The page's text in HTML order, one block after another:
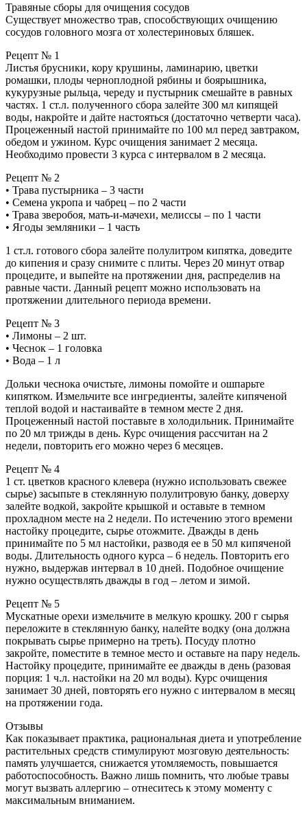
Травяные сборы для очищения сосудов
Существует множество трав, способствующих очищению
сосудов головного мозга от холестериновых бляшек.
Рецепт № 1
Листья брусники, кору крушины, ламинарию, цветки
ромашки, плоды черноплодной рябины и боярышника,
кукурузные рыльца, череду и пустырник смешайте в равных
частях. 1 ст.л. полученного сбора залейте 300 мл кипящей
воды, накройте и дайте настояться (достаточно четверти часа).
Процеженный настой принимайте по 100 мл перед завтраком,
обедом и ужином. Курс очищения занимает 2 месяца.
Необходимо провести 3 курса с интервалом в 2 месяца.
Рецепт № 2
• Трава пустырника – 3 части
• Семена укропа и чабрец – по 2 части
• Трава зверобоя, мать-и-мачехи, мелиссы – по 1 части
• Ягоды земляники – 1 часть
1 ст.л. готового сбора залейте полулитром кипятка, доведите
до кипения и сразу снимите с плиты. Через 20 минут отвар
процедите, и выпейте на протяжении дня, распределив на
равные части. Данный рецепт можно использовать на
протяжении длительного периода времени.
Рецепт № 3
• Лимоны – 2 шт.
• Чеснок – 1 головка
• Вода – 1 л
Дольки чеснока очистьте, лимоны помойте и ошпарьте
кипятком. Измельчите все ингредиенты, залейте кипяченой
теплой водой и настаивайте в темном месте 2 дня.
Процеженный настой поставьте в холодильник. Принимайте
по 20 мл трижды в день. Курс очищения рассчитан на 2
недели, повторить его можно через 6 месяцев.
Рецепт № 4
1 ст. цветков красного клевера (нужно использовать свежее
сырье) засыпьте в стеклянную полулитровую банку, доверху
залейте водкой, закройте крышкой и оставьте в темном
прохладном месте на 2 недели. По истечению этого времени
настойку процедите, сырье отожмите. Дважды в день
принимайте по 5 мл настойки, разводя ее в 50 мл кипяченой
воды. Длительность одного курса – 6 недель. Повторить его
нужно, выдержав интервал в 10 дней. Подобное очищение
нужно осуществлять дважды в год – летом и зимой.
Рецепт № 5
Мускатные орехи измельчите в мелкую крошку. 200 г сырья
переложите в стеклянную банку, налейте водку (она должна
покрывать сырье примерно на треть). Посуду плотно
закройте, поместите в темное место и оставьте на пару недель.
Настойку процедите, принимайте ее дважды в день (разовая
порция: 1 ч.л. настойки на 20 мл воды). Курс очищения
занимает 30 дней, повторять его нужно с интервалом в месяц
на протяжении года.
Отзывы
Как показывает практика, рациональная диета и употребление
растительных средств стимулируют мозговую деятельность:
память улучшается, снижается утомляемость, повышается
работоспособность. Важно лишь помнить, что любые травы
могут вызвать аллергию – отнеситесь к этому моменту с
максимальным вниманием.